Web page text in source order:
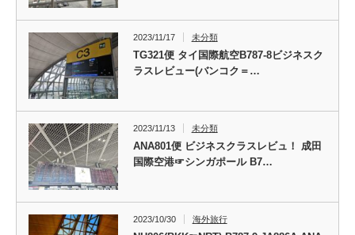
2023/11/17 未分類
TG321便 タイ国際航空B787-8ビジネスク
ラスレビュー(バンコク＝…
2023/11/13 未分類
ANA801便 ビジネスクラスレビュ！ 成田
国際空港☞シンガポール B7…
2023/10/30 海外旅行